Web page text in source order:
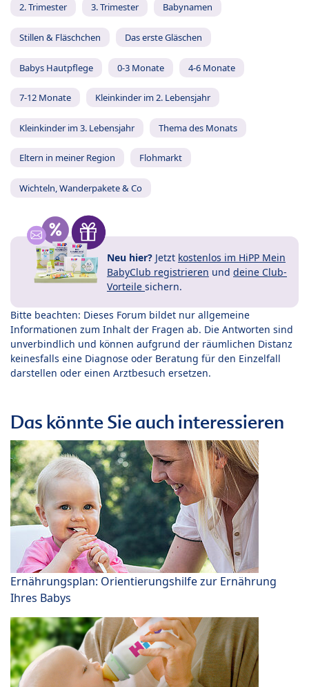
2. Trimester 3. Trimester Babynamen
Stillen & Fläschchen Das erste Gläschen
Babys Hautpflege 0-3 Monate 4-6 Monate
7-12 Monate Kleinkinder im 2. Lebensjahr
Kleinkinder im 3. Lebensjahr Thema des Monats
Eltern in meiner Region Flohmarkt
Wichteln, Wanderpakete & Co
Neu hier? Jetzt kostenlos im HiPP Mein
BabyClub registrieren und deine Club-
Vorteile sichern.
Bitte beachten: Dieses Forum bildet nur allgemeine
Informationen zum Inhalt der Fragen ab. Die Antworten sind
unverbindlich und können aufgrund der räumlichen Distanz
keinesfalls eine Diagnose oder Beratung für den Einzelfall
darstellen oder einen Arztbesuch ersetzen.
Das könnte Sie auch interessieren
Ernährungsplan: Orientierungshilfe zur Ernährung
Ihres Babys